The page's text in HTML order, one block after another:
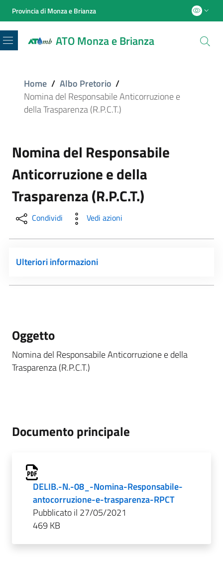
Provincia di Monza e Brianza
ATO Monza e Brianza
Menu
Home / Albo Pretorio /
Nomina del Responsabile Anticorruzione e
della Trasparenza (R.P.C.T.)
Nomina del Responsabile
Anticorruzione e della
Trasparenza (R.P.C.T.)
Condividi Vedi azioni
Ulteriori informazioni
Oggetto
Nomina del Responsabile Anticorruzione e della
Trasparenza (R.P.C.T.)
Documento principale
DELIB.-N.-08_-Nomina-Responsabile-
antocorruzione-e-trasparenza-RPCT
Pubblicato il 27/05/2021
469 KB